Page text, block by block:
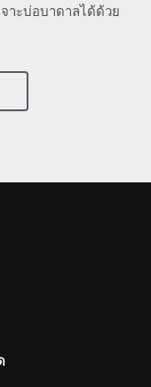
าะบ่อบาดาลได้ด้วย